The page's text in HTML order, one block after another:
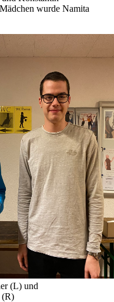
wurde Namita
(L) und
(R)